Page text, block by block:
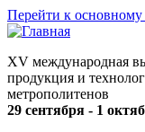
Перейти к
XV международная
продукция и
метрополитенов
29 сентября - 1